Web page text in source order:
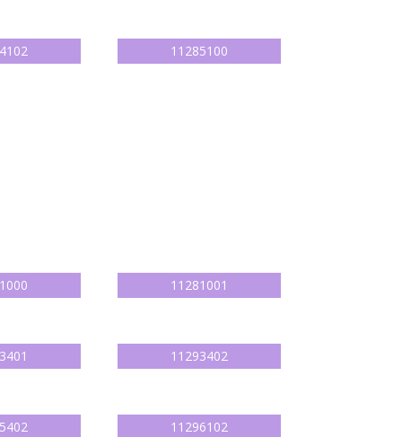
11285100
11281001
11293402
11296102